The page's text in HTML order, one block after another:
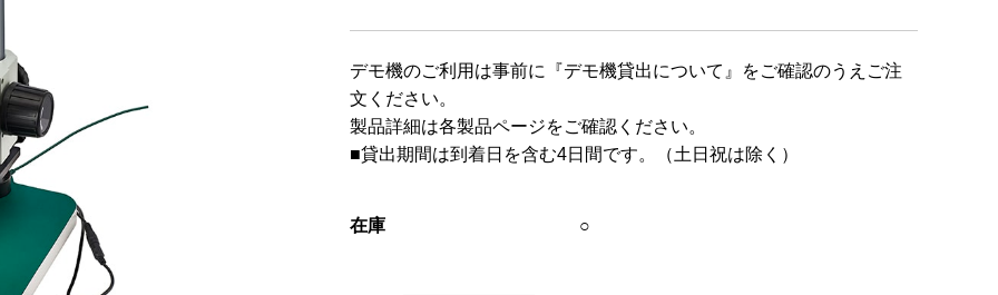
デモ機のご利用は事前に 『デモ機貸出について』
をご確認のうえご注
文ください。
製品詳細は各製品ページをご確認ください。
■貸出期間は到着日を含む4日間です。（土日祝は除く）
在庫 ○